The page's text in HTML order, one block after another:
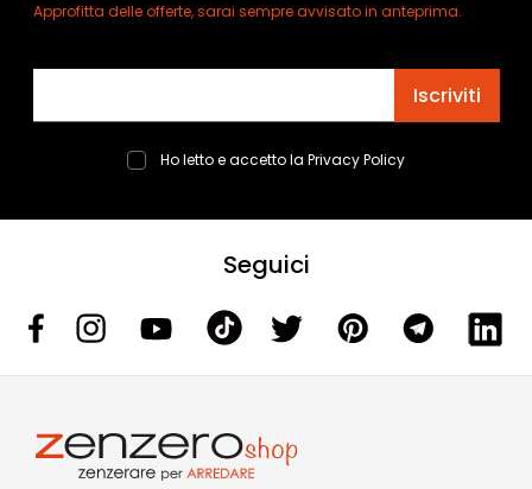
Approfitta delle offerte, sarai sempre avvisato in anteprima.
Iscriviti
Ho letto e accetto la Privacy Policy
Seguici